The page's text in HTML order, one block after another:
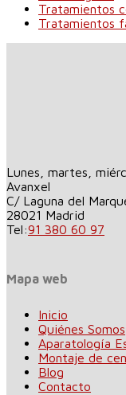
Tratamientos
Tratamientos
Lunes, martes,
Avanxel
C/ Laguna del
28021 Madrid
Tel:91 380 60 97
Mapa web
Inicio
Quiénes Somos
Aparatología
Montaje de
Blog
Contacto